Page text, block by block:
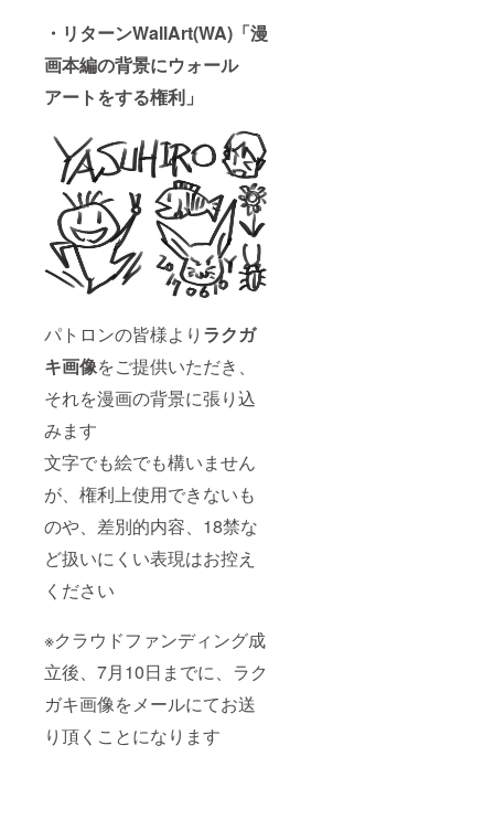
・リターンWallArt(WA)「漫
画本編の背景にウォール
アートをする権利」
パトロンの皆様より ラクガ
キ画像をご提供いただき、
それを漫画の背景に張り込
みます
文字でも絵でも構いません
が、権利上使用できないも
のや、差別的内容、18禁な
ど扱いにくい表現はお控え
ください
※クラウドファンディング成
立後、7月10日までに、ラク
ガキ画像をメールにてお送
り頂くことになります